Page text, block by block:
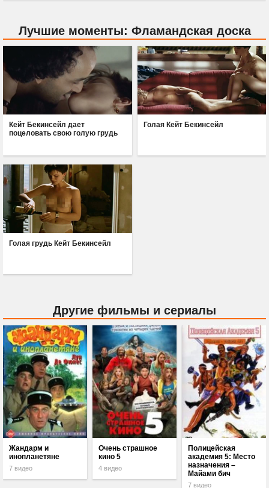
Лучшие моменты: Фламандская доска
Кейт Бекинсейл дает
поцеловать свою голую грудь
Голая Кейт Бекинсейл
Голая грудь Кейт Бекинсейл
Другие фильмы и сериалы
Жандарм и
инопланетяне
7 видео
Очень страшное
кино 5
4 видео
Полицейская
академия 5: Место
назначения –
Майами бич
7 видео